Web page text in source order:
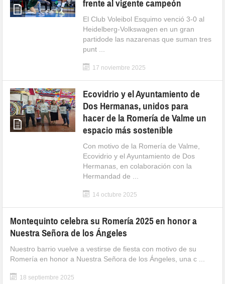
frente al vigente campeón
El Club Voleibol Esquimo venció 3-0 al
Heidelberg-Volkswagen en un gran
partidode las nazarenas que suman tres
punt ...
17 noviembre 2025
Ecovidrio y el Ayuntamiento de
Dos Hermanas, unidos para
hacer de la Romería de Valme un
espacio más sostenible
Con motivo de la Romería de Valme,
Ecovidrio y el Ayuntamiento de Dos
Hermanas, en colaboración con la
Hermandad de ...
14 octubre 2025
Montequinto celebra su Romería 2025 en honor a
Nuestra Señora de los Ángeles
Nuestro barrio vuelve a vestirse de fiesta con motivo de su
Romería en honor a Nuestra Señora de los Ángeles, una c ...
18 septiembre 2025